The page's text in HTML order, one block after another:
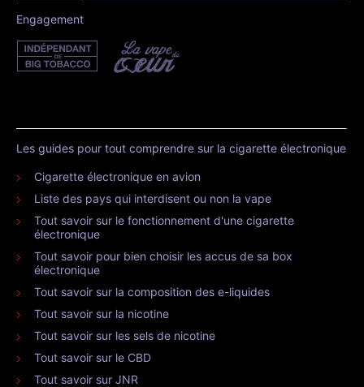
Engagement
Les guides pour tout comprendre sur la cigarette électronique
Cigarette électronique en avion
Liste des pays qui interdisent ou non la vape
Tout savoir sur le fonctionnement d'une cigarette
électronique
Tout savoir pour bien choisir les accus de sa box
électronique
Tout savoir sur la composition des e-liquides
Tout savoir sur la nicotine
Tout savoir sur les sels de nicotine
Tout savoir sur le CBD
Tout savoir sur JNR